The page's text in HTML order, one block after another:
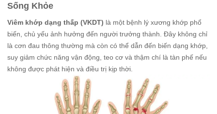
Sống Khỏe
Viêm khớp dạng thấp (VKDT) là một bệnh lý xương khớp phổ
biến, chủ yếu ảnh hưởng đến người trưởng thành. Đây không chỉ
là cơn đau thông thường mà còn có thể dẫn đến biến dạng khớp,
suy giảm chức năng vận động, teo cơ và thậm chí là tàn phế nếu
không được phát hiện và điều trị kịp thời.